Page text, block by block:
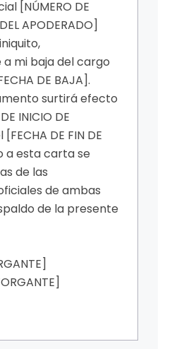
[NÚMERO DE
APODERADO]
mi baja del cargo
DE BAJA].
surtirá efecto
INICIO DE
DE FIN DE
a esta carta se
de las
de ambas
de la presente